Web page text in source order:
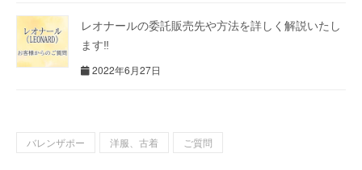
レオナールの委託販売先や方法を詳しく解説いたし
ます‼
2022年6月27日
バレンザポー 洋服、古着 ご質問